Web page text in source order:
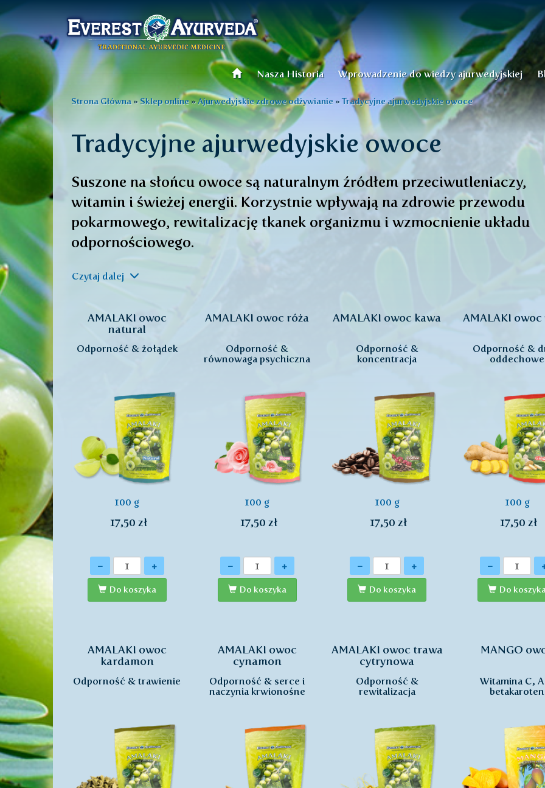
do
treści
Menu
główne
Nasza Historia Wprowadzenie do wiedzy ajurwedyjskiej
Jesteś
tutaj
Strona Główna» Sklep online »Ajurwedyjskie zdrowe odżywianie »Tradycyjne ajurwedyjskie owoce
Tradycyjne ajurwedyjskie owoce
Suszone na słońcu owoce są naturalnym źródłem przeciwutleniaczy,
witamin i świeżej energii. Korzystnie wpływają na zdrowie przewodu
pokarmowego, rewitalizację tkanek organizmu i wzmocnienie układu
odpornościowego.
Czytaj dalej
AMALAKI owoc
natural
Odporność & żołądek
100 g
17,50 zł
Ilość
- +
Do koszyka
AMALAKI owoc róża
Odporność &
równowaga psychiczna
100 g
17,50 zł
Ilość
- +
Do koszyka
AMALAKI owoc kawa
Odporność &
koncentracja
100 g
17,50 zł
Ilość
- +
Do koszyka
AMALAKI
Odporność &
oddechowe
100 g
17,50 zł
Ilość
-
Do
AMALAKI owoc
kardamon
Odporność & trawienie
AMALAKI owoc
cynamon
Odporność & serce i
naczynia krwionośne
AMALAKI owoc trawa
cytrynowa
Odporność &
rewitalizacja
MANGO
Witamina C,
betakaroten